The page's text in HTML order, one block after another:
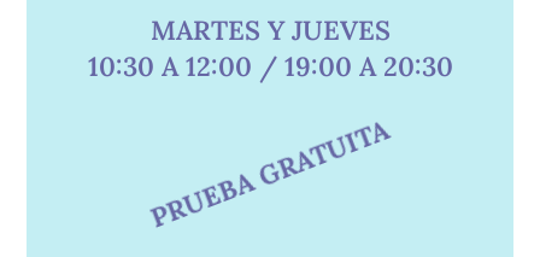
MARTES Y JUEVES
10:30 A 12:00 / 19:00 A 20:30
PRUEBA GRATUITA